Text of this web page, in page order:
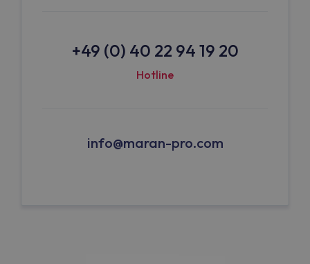
+49 (0) 40 22 94 19 20
Hotline
info@maran-pro.com